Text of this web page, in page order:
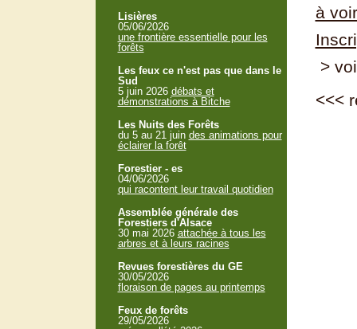
à
>
<<<
Lisières
05/06/2026
une frontière essentielle pour les
forêts
Les feux ce n'est pas que dans le
Sud
5 juin 2026 débats et
démonstrations à Bitche
Les Nuits des Forêts
du 5 au 21 juin des animations pour
éclairer la forêt
Forestier - es
04/06/2026
qui racontent leur travail quotidien
Assemblée générale des
Forestiers d'Alsace
30 mai 2026 attachée à tous les
arbres et à leurs racines
Revues forestières du GE
30/05/2026
floraison de pages au printemps
Feux de forêts
29/05/2026